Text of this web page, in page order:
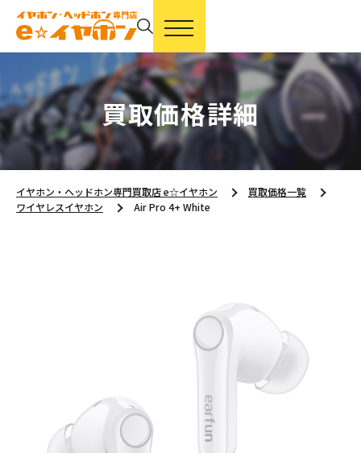
買取価格詳細
イヤホン・ヘッドホン専門買取店 e☆イヤホン
買取価格一覧
ワイヤレスイヤホン
Air Pro 4+ White